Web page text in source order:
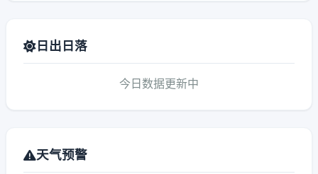
日出日落
今日数据更新中
天气预警